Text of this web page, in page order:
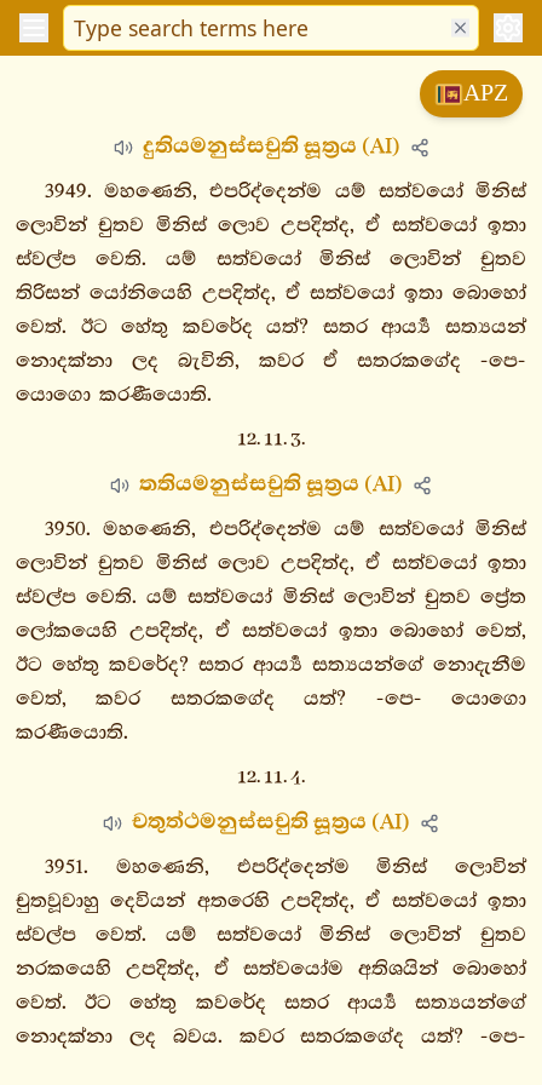
දීඝනිකාය
මජ්ඣිමනිකාය
සංයුත්තනිකාය
සගාථවග්ගො
නිදානවග්ගො
ඛන්ධකවග්ගො
සළායතනවග්ගො
මහාවග්ගො
මග්ගසංයුත්තං
බොජ්ඣඞ්ගසංයුත්තං
3.
සතිපට්ඨානසංයුත්තං
4.
ඉන්ද්‍රියසංයුත්තං
5.
බලසංයුත්තං
ඉද්ධිපාදසංයුත්තං
8.
අනුරුද්ධසංයුත්තං
9.
ඣානසංයුත්තං
10.
APZ
දුතියමනුස්සචුති සූත්‍රය (AI)
3949. මහණෙනි, එපරිද්දෙන්ම යම් සත්වයෝ මිනිස්
ලොවින් චුතව මිනිස් ලොව උපදිත්ද, ඒ සත්වයෝ ඉතා
ස්වල්ප වෙති. යම් සත්වයෝ මිනිස් ලොවින් චුතව
තිරිසන් යෝනියෙහි උපදිත්ද, ඒ සත්වයෝ ඉතා බොහෝ
වෙත්. ඊට හේතු කවරේද යත්? සතර ආර්‍ය්‍ය සත්‍යයන්
නොදක්නා ලද බැවිනි, කවර ඒ සතරකගේද -පෙ-
යොගො කරණීයොති.
12. 11. 3.
තතියමනුස්සචුති සූත්‍රය (AI)
3950. මහණෙනි, එපරිද්දෙන්ම යම් සත්වයෝ මිනිස්
ලොවින් චුතව මිනිස් ලොව උපදිත්ද, ඒ සත්වයෝ ඉතා
ස්වල්ප වෙති. යම් සත්වයෝ මිනිස් ලොවින් චුතව ප්‍රේත
ලෝකයෙහි උපදිත්ද, ඒ සත්වයෝ ඉතා බොහෝ වෙත්,
ඊට හේතු කවරේද? සතර ආර්‍ය්‍ය සත්‍යයන්ගේ නොදැනීම
වෙත්, කවර සතරකගේද යත්? -පෙ- යොගො
කරණීයොති.
12. 11. 4.
චතුත්ථමනුස්සචුති සූත්‍රය (AI)
3951. මහණෙනි, එපරිද්දෙන්ම මිනිස් ලොවින්
චුතවූවාහු දෙවියන් අතරෙහි උපදිත්ද, ඒ සත්වයෝ ඉතා
ස්වල්ප වෙත්. යම් සත්වයෝ මිනිස් ලොවින් චුතව
නරකයෙහි උපදිත්ද, ඒ සත්වයෝම අතිශයින් බොහෝ
වෙත්. ඊට හේතු කවරේද සතර ආර්‍ය්‍ය සත්‍යයන්ගේ
නොදක්නා ලද බවය. කවර සතරකගේද යත්? -පෙ-